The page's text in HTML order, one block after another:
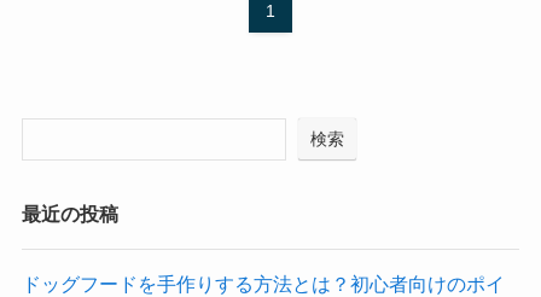
1
検索
最近の投稿
ドッグフードを手作りする方法とは？初心者向けのポイ